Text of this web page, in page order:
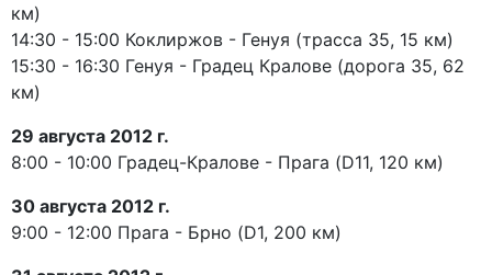
км)
14:30 - 15:00 Коклиржов - Генуя (трасса 35, 15 км)
15:30 - 16:30 Генуя - Градец Кралове (дорога 35, 62
км)
29 августа 2012 г.
8:00 - 10:00 Градец-Кралове - Прага (D11, 120 км)
30 августа 2012 г.
9:00 - 12:00 Прага - Брно (D1, 200 км)